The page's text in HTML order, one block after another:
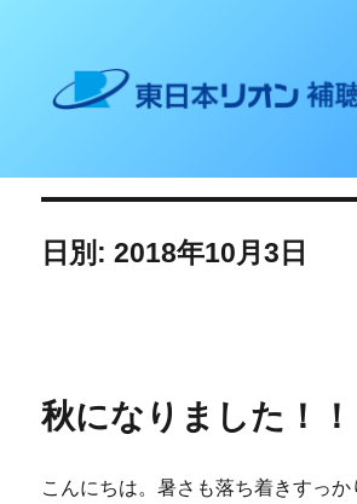
東日本リオン 補聴器ブロ
日別: 2018年10月3日
秋になりました！！
こんにちは。暑さも落ち着きすっか